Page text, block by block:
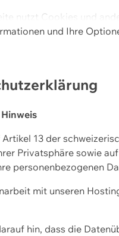
nutzt Cookies und
und Ihre
13 der
Privatsphäre sowie
personenbezogenen
mit unseren
hin, dass die